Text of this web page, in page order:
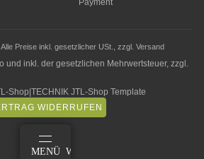
Alle Preise inkl. gesetzlicher USt., zzgl. Versand
und inkl. der gesetzlichen Mehrwertsteuer, zzgl.
Shop TECHNIK JTL-Shop Template
WIDERRUFEN
MENÜ WARENKORB